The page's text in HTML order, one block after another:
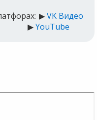
▶VK Видео
▶YouTube